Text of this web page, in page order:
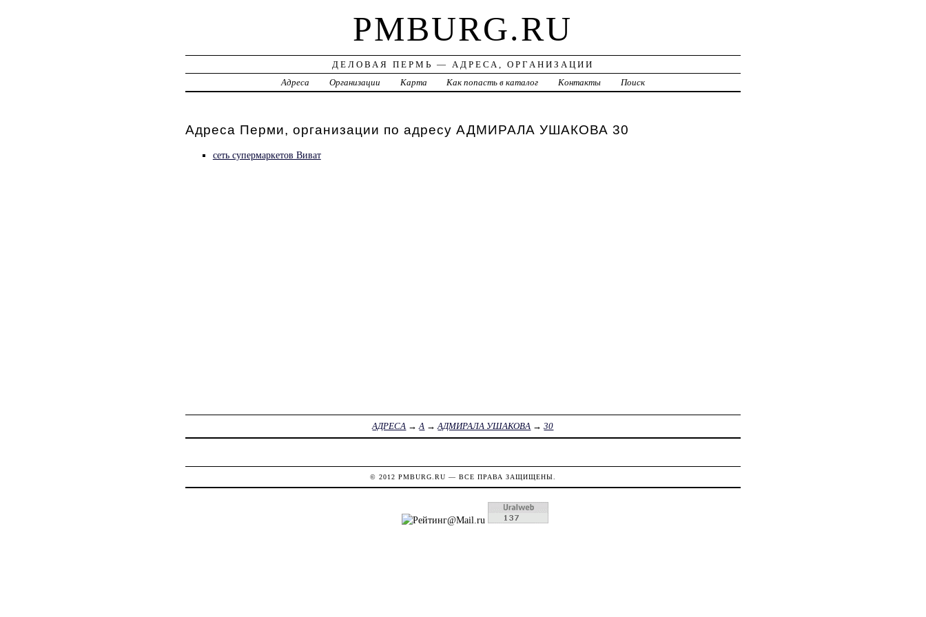
PMBURG.RU
ДЕЛОВАЯ ПЕРМЬ — АДРЕСА, ОРГАНИЗАЦИИ
Адреса
Организации Карта Как попасть в каталог Контакты Поиск
Адреса Перми, организации по адресу АДМИРАЛА УШАКОВА 30
сеть супермаркетов Виват
АДРЕСА →А →АДМИРАЛА УШАКОВА →30
© 2012 PMBURG.RU — ВСЕ ПРАВА ЗАЩИЩЕНЫ.